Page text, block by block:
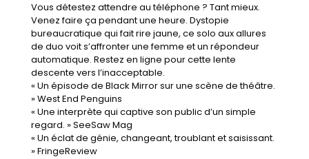
Vous détestez attendre au téléphone ? Tant mieux.
Venez faire ça pendant une heure. Dystopie
bureaucratique qui fait rire jaune, ce solo aux allures
de duo voit s’affronter une femme et un répondeur
automatique. Restez en ligne pour cette lente
descente vers l’inacceptable.
« Un épisode de Black Mirror sur une scène de théâtre.
» West End Penguins
« Une interprète qui captive son public d’un simple
regard. » SeeSaw Mag
« Un éclat de génie, changeant, troublant et saisissant.
» FringeReview